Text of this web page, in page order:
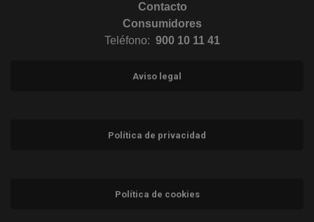
Contacto
Consumidores
Teléfono: 900 10 11 41
Aviso legal
Política de privacidad
Política de cookies